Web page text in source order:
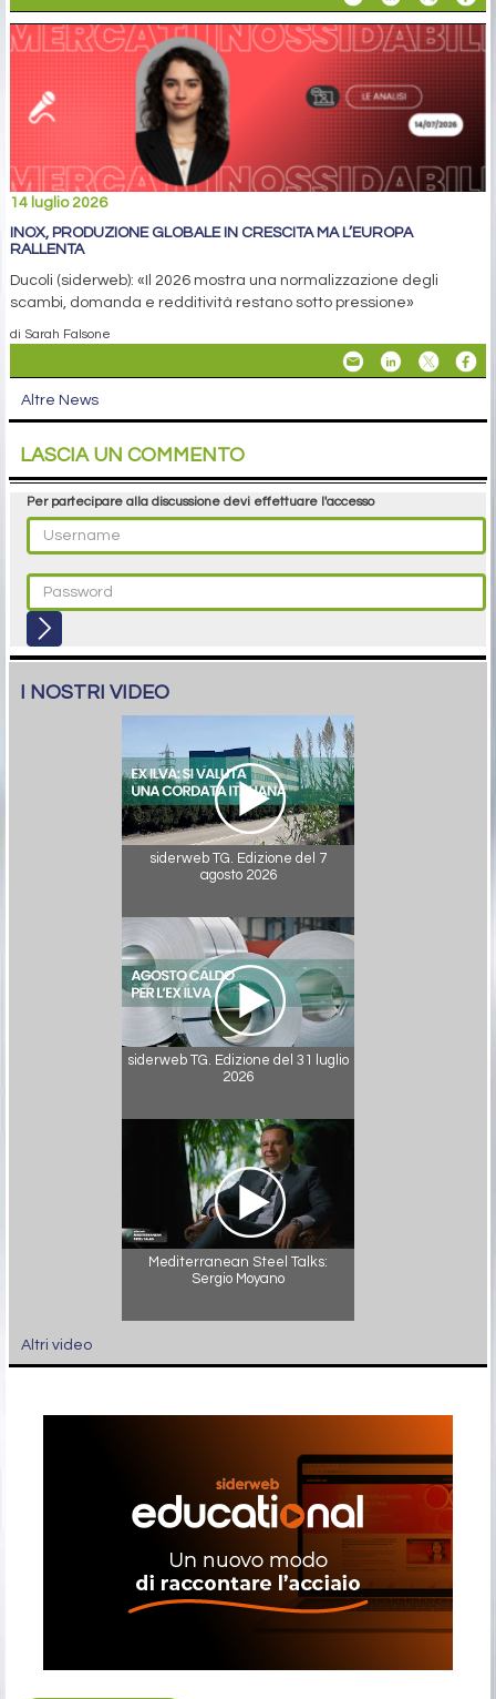
14 luglio 2026
INOX, PRODUZIONE GLOBALE IN CRESCITA MA L’EUROPA
RALLENTA
Ducoli (siderweb): «Il 2026 mostra una normalizzazione degli
scambi, domanda e redditività restano sotto pressione»
di Sarah Falsone
Altre News
LASCIA UN COMMENTO
Per partecipare alla discussione devi effettuare l'accesso
I NOSTRI VIDEO
siderweb TG. Edizione del 7
agosto 2026
siderweb TG. Edizione del 31 luglio
2026
Mediterranean Steel Talks:
Sergio Moyano
Altri video